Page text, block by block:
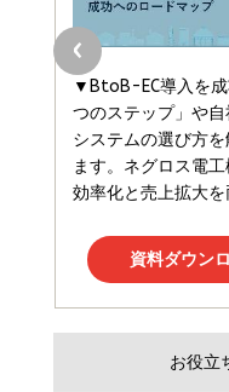
マーケ
と成長の
￥2,200
Amazon
組織の成
￥1,980
Amazon
フィード
組織」へ
Amazon